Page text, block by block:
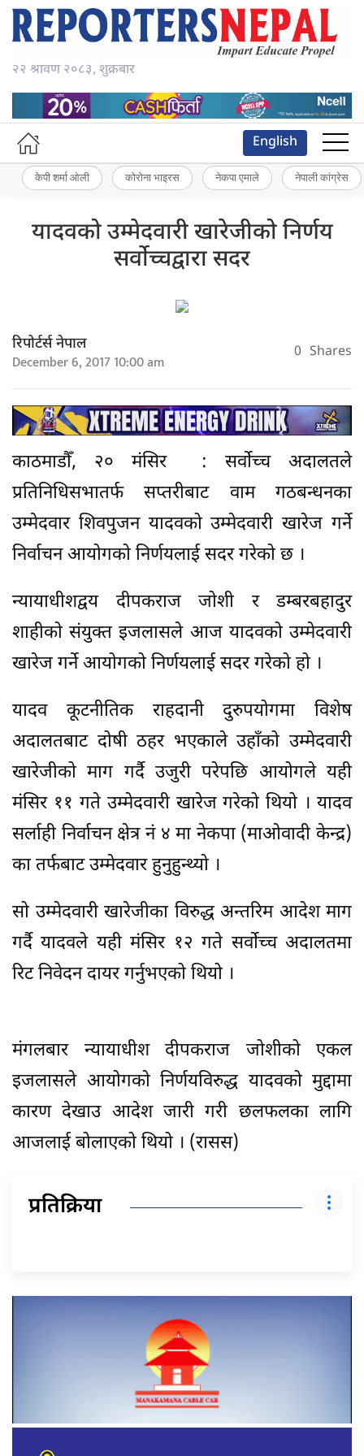
२२ श्रावण २०८३, शुक्रबार
English
केपी शर्मा ओली कोरोना भाइरस नेकपा एमाले नेपाली कांग्रेस
यादवको उम्मेदवारी खारेजीको निर्णय
सर्वोच्चद्वारा सदर
रिपोर्टर्स नेपाल
December 6, 2017 10:00 am 0 Shares
काठमाडौँ, २० मंसिर : सर्वोच्च अदालतले
प्रतिनिधिसभातर्फ सप्तरीबाट वाम गठबन्धनका
उम्मेदवार शिवपुजन यादवको उम्मेदवारी खारेज गर्ने
निर्वाचन आयोगको निर्णयलाई सदर गरेको छ ।
न्यायाधीशद्वय दीपकराज जोशी र डम्बरबहादुर
शाहीको संयुक्त इजलासले आज यादवको उम्मेदवारी
खारेज गर्ने आयोगको निर्णयलाई सदर गरेको हो ।
यादव कूटनीतिक राहदानी दुरुपयोगमा विशेष
अदालतबाट दोषी ठहर भएकाले उहाँको उम्मेदवारी
खारेजीको माग गर्दै उजुरी परेपछि आयोगले यही
मंसिर ११ गते उम्मेदवारी खारेज गरेको थियो । यादव
सर्लाही निर्वाचन क्षेत्र नं ४ मा नेकपा (माओवादी केन्द्र)
का तर्फबाट उम्मेदवार हुनुहुन्थ्यो ।
सो उम्मेदवारी खारेजीका विरुद्ध अन्तरिम आदेश माग
गर्दै यादवले यही मंसिर १२ गते सर्वोच्च अदालतमा
रिट निवेदन दायर गर्नुभएको थियो ।
मंगलबार न्यायाधीश दीपकराज जोशीको एकल
इजलासले आयोगको निर्णयविरुद्ध यादवको मुद्दामा
कारण देखाउ आदेश जारी गरी छलफलका लागि
आजलाई बोलाएको थियो । (रासस)
प्रतिक्रिया